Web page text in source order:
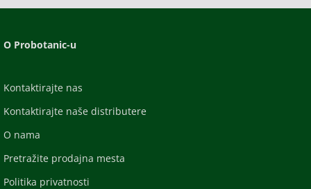
O Probotanic-u
Kontaktirajte nas
Kontaktirajte naše distributere
O nama
Pretražite prodajna mesta
Politika privatnosti